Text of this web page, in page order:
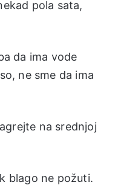
pola sata,
da ima vode
ne sme da ima
na srednjoj
blago ne požuti.